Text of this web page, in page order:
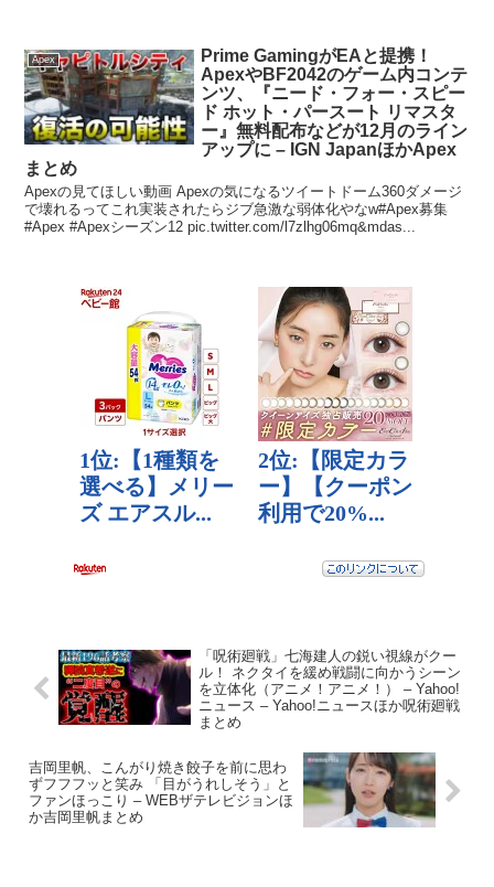
Apex
Prime GamingがEAと提携！
ApexやBF2042のゲーム内コンテ
ンツ、『ニード・フォー・スピー
ド ホット・パースート リマスタ
ー』無料配布などが12月のライン
アップに – IGN JapanほかApex
まとめ
Apexの見てほしい動画 Apexの気になるツイートドーム360ダメージ
で壊れるってこれ実装されたらジブ急激な弱体化やなw#Apex募集
#Apex #Apexシーズン12 pic.twitter.com/l7zlhg06mq&mdas...
「呪術廻戦」七海建人の鋭い視線がクー
ル！ ネクタイを緩め戦闘に向かうシーン
を立体化（アニメ！アニメ！） – Yahoo!
ニュース – Yahoo!ニュースほか呪術廻戦
まとめ
吉岡里帆、こんがり焼き餃子を前に思わ
ずフフフッと笑み 「目がうれしそう」と
ファンほっこり – WEBザテレビジョンほ
か吉岡里帆まとめ